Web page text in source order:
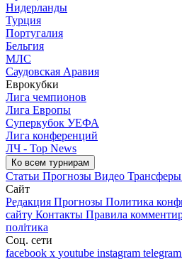
Нидерланды
Турция
Португалия
Бельгия
МЛС
Саудовская Аравия
Еврокубки
Лига чемпионов
Лига Европы
Суперкубок УЕФА
Лига конференций
ЛЧ - Top News
Ко всем турнирам
Статьи Прогнозы Видео Трансферы
Сайт
Редакция Прогнозы Политика
сайту Контакты Правила
політика
Соц. сети
facebook x youtube instagram telegram